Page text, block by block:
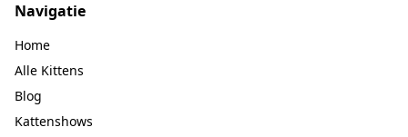
Navigatie
Home
Alle Kittens
Blog
Kattenshows